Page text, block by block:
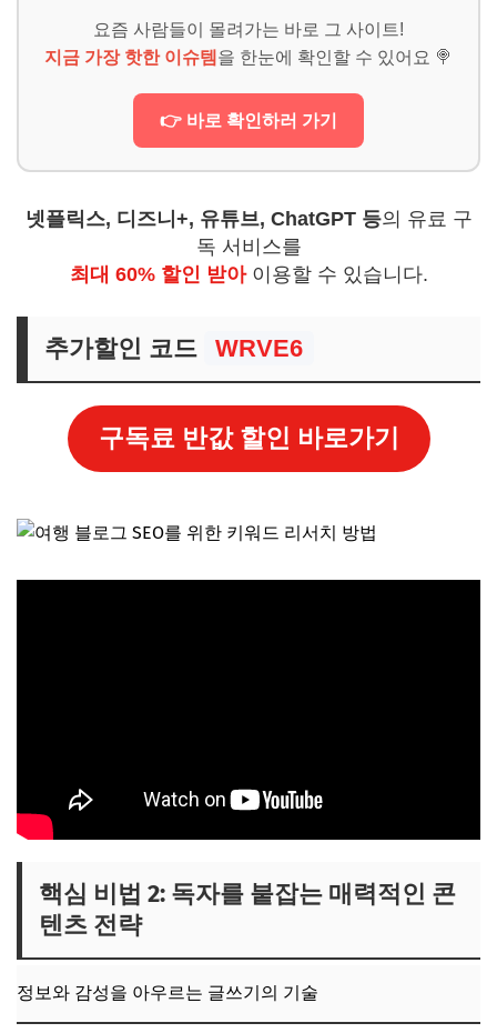
요즘 사람들이 몰려가는 바로 그 사이트!
지금 가장 핫한 이슈템 을 한눈에 확인할 수 있어요 🍭
👉 바로 확인하러 가기
넷플릭스, 디즈니+, 유튜브, ChatGPT 등의 유료 구
독 서비스를
최대 60% 할인 받아이용할 수 있습니다.
추가할인 코드 WRVE6
구독료 반값 할인 바로가기
핵심 비법 2: 독자를 붙잡는 매력적인 콘
텐츠 전략
정보와 감성을 아우르는 글쓰기의 기술